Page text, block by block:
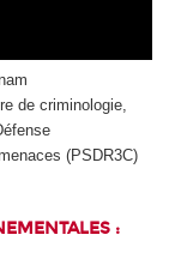
de criminologie,
(PSDR3C)
: